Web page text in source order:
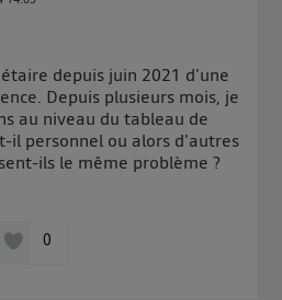
depuis juin 2021 d'une
Depuis plusieurs mois, je
au niveau du tableau de
il personnel ou alors d'autres
ils le même problème ?
0